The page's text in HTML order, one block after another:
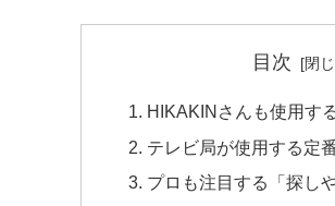
目次
HIKAKINさんも使用す
テレビ局が使用する定
プロも注目する「探し